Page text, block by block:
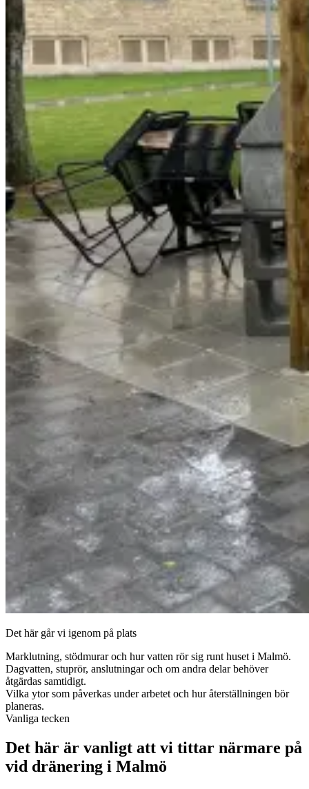
Det här går vi igenom på plats
Marklutning, stödmurar och hur vatten rör sig runt huset i Malmö.
Dagvatten, stuprör, anslutningar och om andra delar behöver
åtgärdas samtidigt.
Vilka ytor som påverkas under arbetet och hur återställningen bör
planeras.
Vanliga tecken
Det här är vanligt att vi tittar närmare på
vid dränering i Malmö